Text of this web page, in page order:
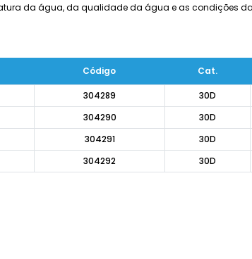
da água, da qualidade da água e as condições
Código Cat.
304289 30D
304290 30D
304291 30D
304292 30D